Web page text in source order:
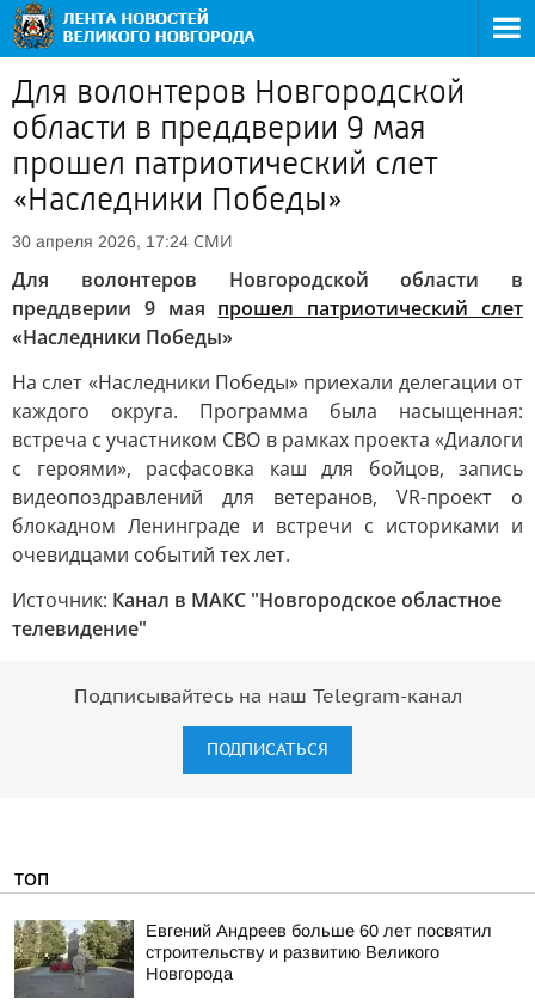
Для волонтеров Новгородской
области в преддверии 9 мая
прошел патриотический слет
«Наследники Победы»
30 апреля 2026, 17:24 СМИ
Для волонтеров Новгородской области в
преддверии 9 мая прошел патриотический слет
«Наследники Победы»
На слет «Наследники Победы» приехали делегации от
каждого округа. Программа была насыщенная:
встреча с участником СВО в рамках проекта «Диалоги
с героями», расфасовка каш для бойцов, запись
видеопоздравлений для ветеранов, VR-проект о
блокадном Ленинграде и встречи с историками и
очевидцами событий тех лет.
Источник: Канал в МАКС "Новгородское областное
телевидение"
Подписывайтесь на наш Telegram-канал
ПОДПИСАТЬСЯ
ТОП
Евгений Андреев больше 60 лет посвятил
строительству и развитию Великого
Новгорода